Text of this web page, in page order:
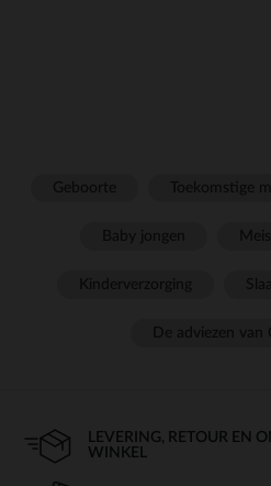
LEVERING, RETOUR EN
WINKEL